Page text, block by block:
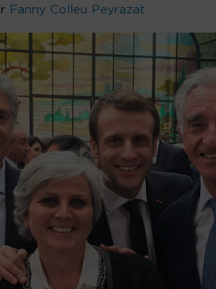
Fanny Colleu Peyrazat